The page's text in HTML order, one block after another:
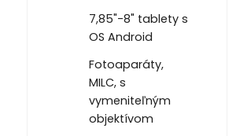
7,85"-8" tablety s
OS Android
Fotoaparáty,
MILC, s
vymeniteľným
objektívom